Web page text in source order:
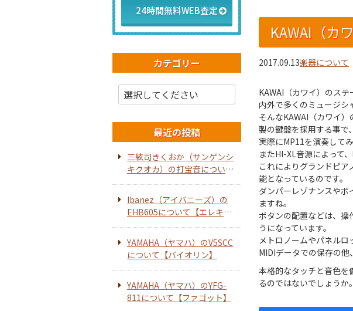
KAWAI（カ
2017.09.13楽器について
KAWAI（カワイ）のス
内外で多くのミュージシ
そんなKAWAI（カワイ
製の鍵盤を採用する事で
実際にMP11を演奏して
またHI-XL音源によって
これによりグランドピ
能となっているのです。
ダンパーレゾナンスやボ
ますね。
ボタンの配置などは、操
うになっています。
メトロノームやパネルロ
MIDIデータでの保存の他
本格的なタッチと音色を
るのではないでしょうか。
24時間無料WEB査定
カテゴリー
最近の投稿
三絃司きくおか（サンゲンシ
キクオカ）の打宝音について
【ホーンスピーカー】
Ibanez（アイバニーズ）の
EHB605について【エレキベ
ース】
YAMAHA（ヤマハ）のV5SCC
について【バイオリン】
YAMAHA（ヤマハ）のYFG-
811について【ファゴット】